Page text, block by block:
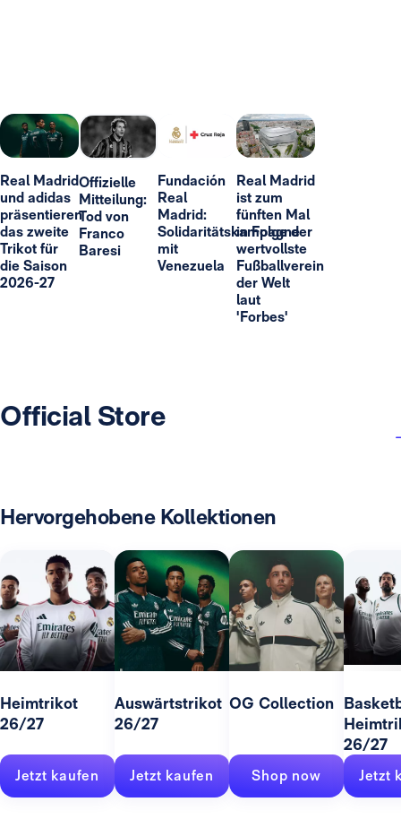
Real Madrid
und adidas
präsentieren
das zweite
Trikot für
die Saison
2026-27
Offizielle
Mitteilung:
Tod von
Franco
Baresi
Fundación
Real
Madrid:
Solidaritätskampagne
mit
Venezuela
Real Madrid
ist zum
fünften Mal
in Folge der
wertvollste
Fußballverein
der Welt
laut
'Forbes'
Official Store
Hervorgehobene Kollektionen
Heimtrikot
26/27
Jetzt kaufen
Auswärtstrikot
26/27
Jetzt kaufen
OG Collection
Shop now
26/27
Jetzt